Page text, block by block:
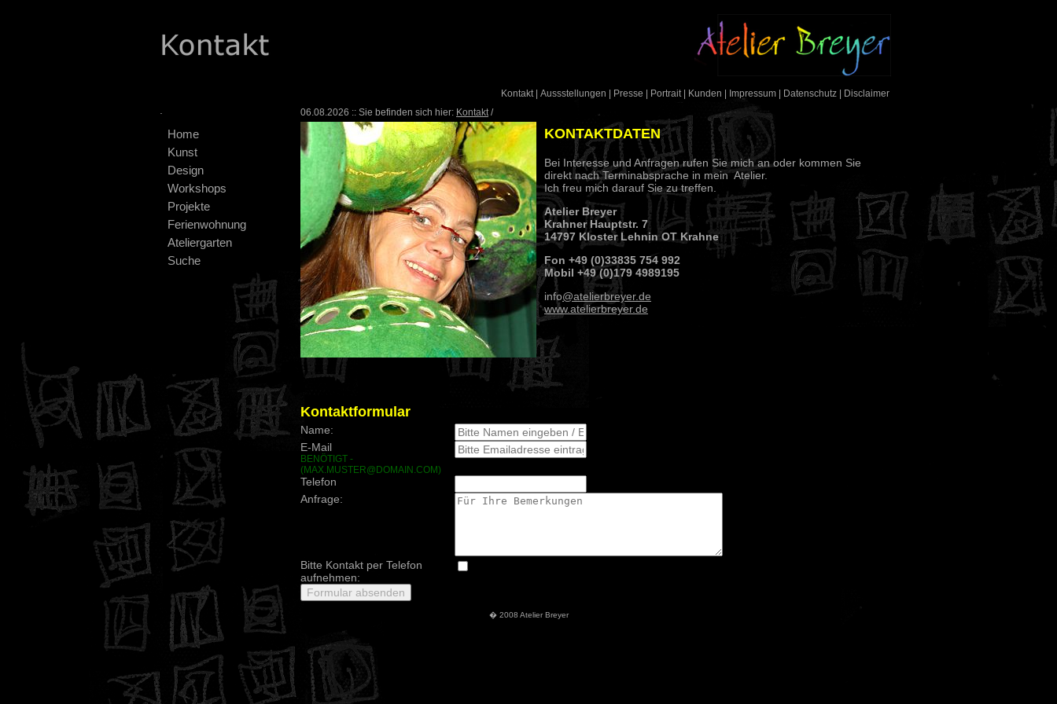
Kontakt| Aussstellungen Presse Portrait| Kunden Impressum Datenschutz Disclaimer
Home
Kunst
Design
Workshops
Projekte
Ferienwohnung
Ateliergarten
Suche
06.08.2026 :: Sie befinden sich hier: Kontakt/
KONTAKTDATEN
Bei Interesse und Anfragen rufen Sie mich an oder kommen Sie
direkt nach Terminabsprache in mein Atelier.
Ich freu mich darauf Sie zu treffen.
Atelier Breyer
Krahner Hauptstr. 7
14797 Kloster Lehnin OT Krahne
Fon +49 (0)33835 754 992
Mobil +49 (0)179 4989195
info@atelierbreyer.de
www.atelierbreyer.de
Kontaktformular
Name:
E-Mail
BENÖTIGT -
(MAX.MUSTER@DOMAIN.COM)
Telefon
Anfrage:
Bitte Kontakt per Telefon
aufnehmen:
� 2008 Atelier Breyer